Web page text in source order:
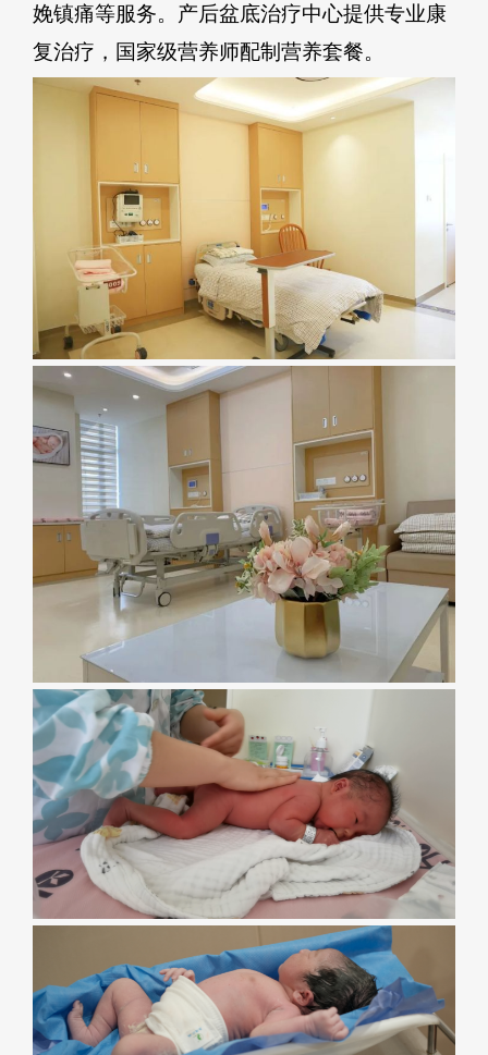
娩镇痛等服务。产后盆底治疗中心提供专业康
复治疗，国家级营养师配制营养套餐。